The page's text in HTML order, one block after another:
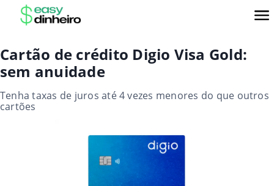
Cartão de crédito Digio Visa Gold:
sem anuidade
Tenha taxas de juros até 4 vezes menores do que outros
cartões